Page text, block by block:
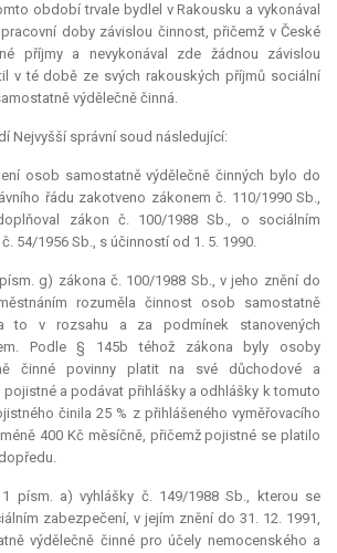
období trvale bydlel v Rakousku a vykonával
doby závislou činnost, přičemž v České
příjmy a nevykonával zde žádnou závislou
v té době ze svých rakouských příjmů sociální
výdělečně činná.
Nejvyšší správní soud následující:
osob samostatně výdělečně činných bylo do
řádu zakotveno zákonem č. 110/1990 Sb.,
zákon č. 100/1988 Sb., o sociálním
54/1956 Sb., s účinností od 1. 5. 1990.
g) zákona č. 100/1988 Sb., v jeho znění do
rozuměla činnost osob samostatně
to v rozsahu a za podmínek stanovených
Podle § 145b téhož zákona byly osoby
činné povinny platit na své důchodové a
a podávat přihlášky a odhlášky k tomuto
činila 25 % z přihlášeného vyměřovacího
400 Kč měsíčně, přičemž pojistné se platilo
písm. a) vyhlášky č. 149/1988 Sb., kterou se
zabezpečení, v jejím znění do 31. 12. 1991,
výdělečně činné pro účely nemocenského a